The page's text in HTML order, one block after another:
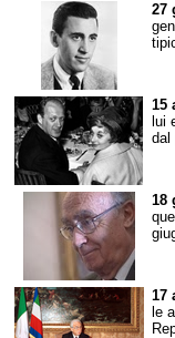
27
15
lui
dal
18
17
le